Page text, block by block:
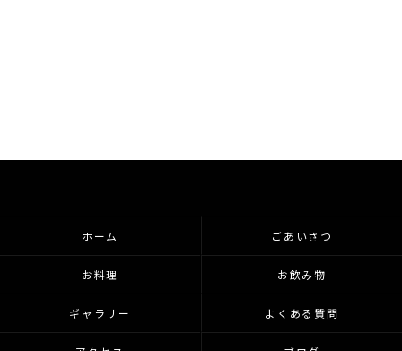
ホーム ごあいさつ
お料理 お飲み物
ギャラリー よくある質問